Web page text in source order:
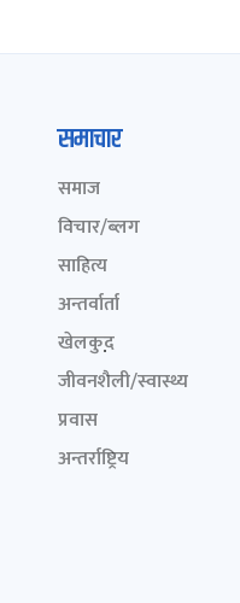
समाचार
समाज
विचार/ब्लग
साहित्य
अन्तर्वार्ता
खेलकुद़़
जीवनशैली/स्वास्थ्य
प्रवास
अन्तर्राष्ट्रिय